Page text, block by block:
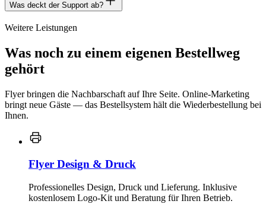
Was deckt der Support ab?
Weitere Leistungen
Was noch zu einem eigenen Bestellweg
gehört
Flyer bringen die Nachbarschaft auf Ihre Seite. Online-Marketing
bringt neue Gäste — das Bestellsystem hält die Wiederbestellung bei
Ihnen.
Flyer Design & Druck
Professionelles Design, Druck und Lieferung. Inklusive
kostenlosem Logo-Kit und Beratung für Ihren Betrieb.